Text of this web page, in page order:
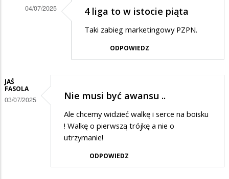
04/07/2025
odpowiedzi
4 liga to w istocie piąta
Taki zabieg marketingowy PZPN.
ODPOWIEDZ
JAŚ
FASOLA
03/07/2025 Nie musi być awansu ..
Ale chcemy widzieć walkę i serce na boisku
! Walkę o pierwszą trójkę a nie o
utrzymanie!
ODPOWIEDZ